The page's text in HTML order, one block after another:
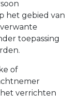
het gebied van
toepassing
of
verrichten